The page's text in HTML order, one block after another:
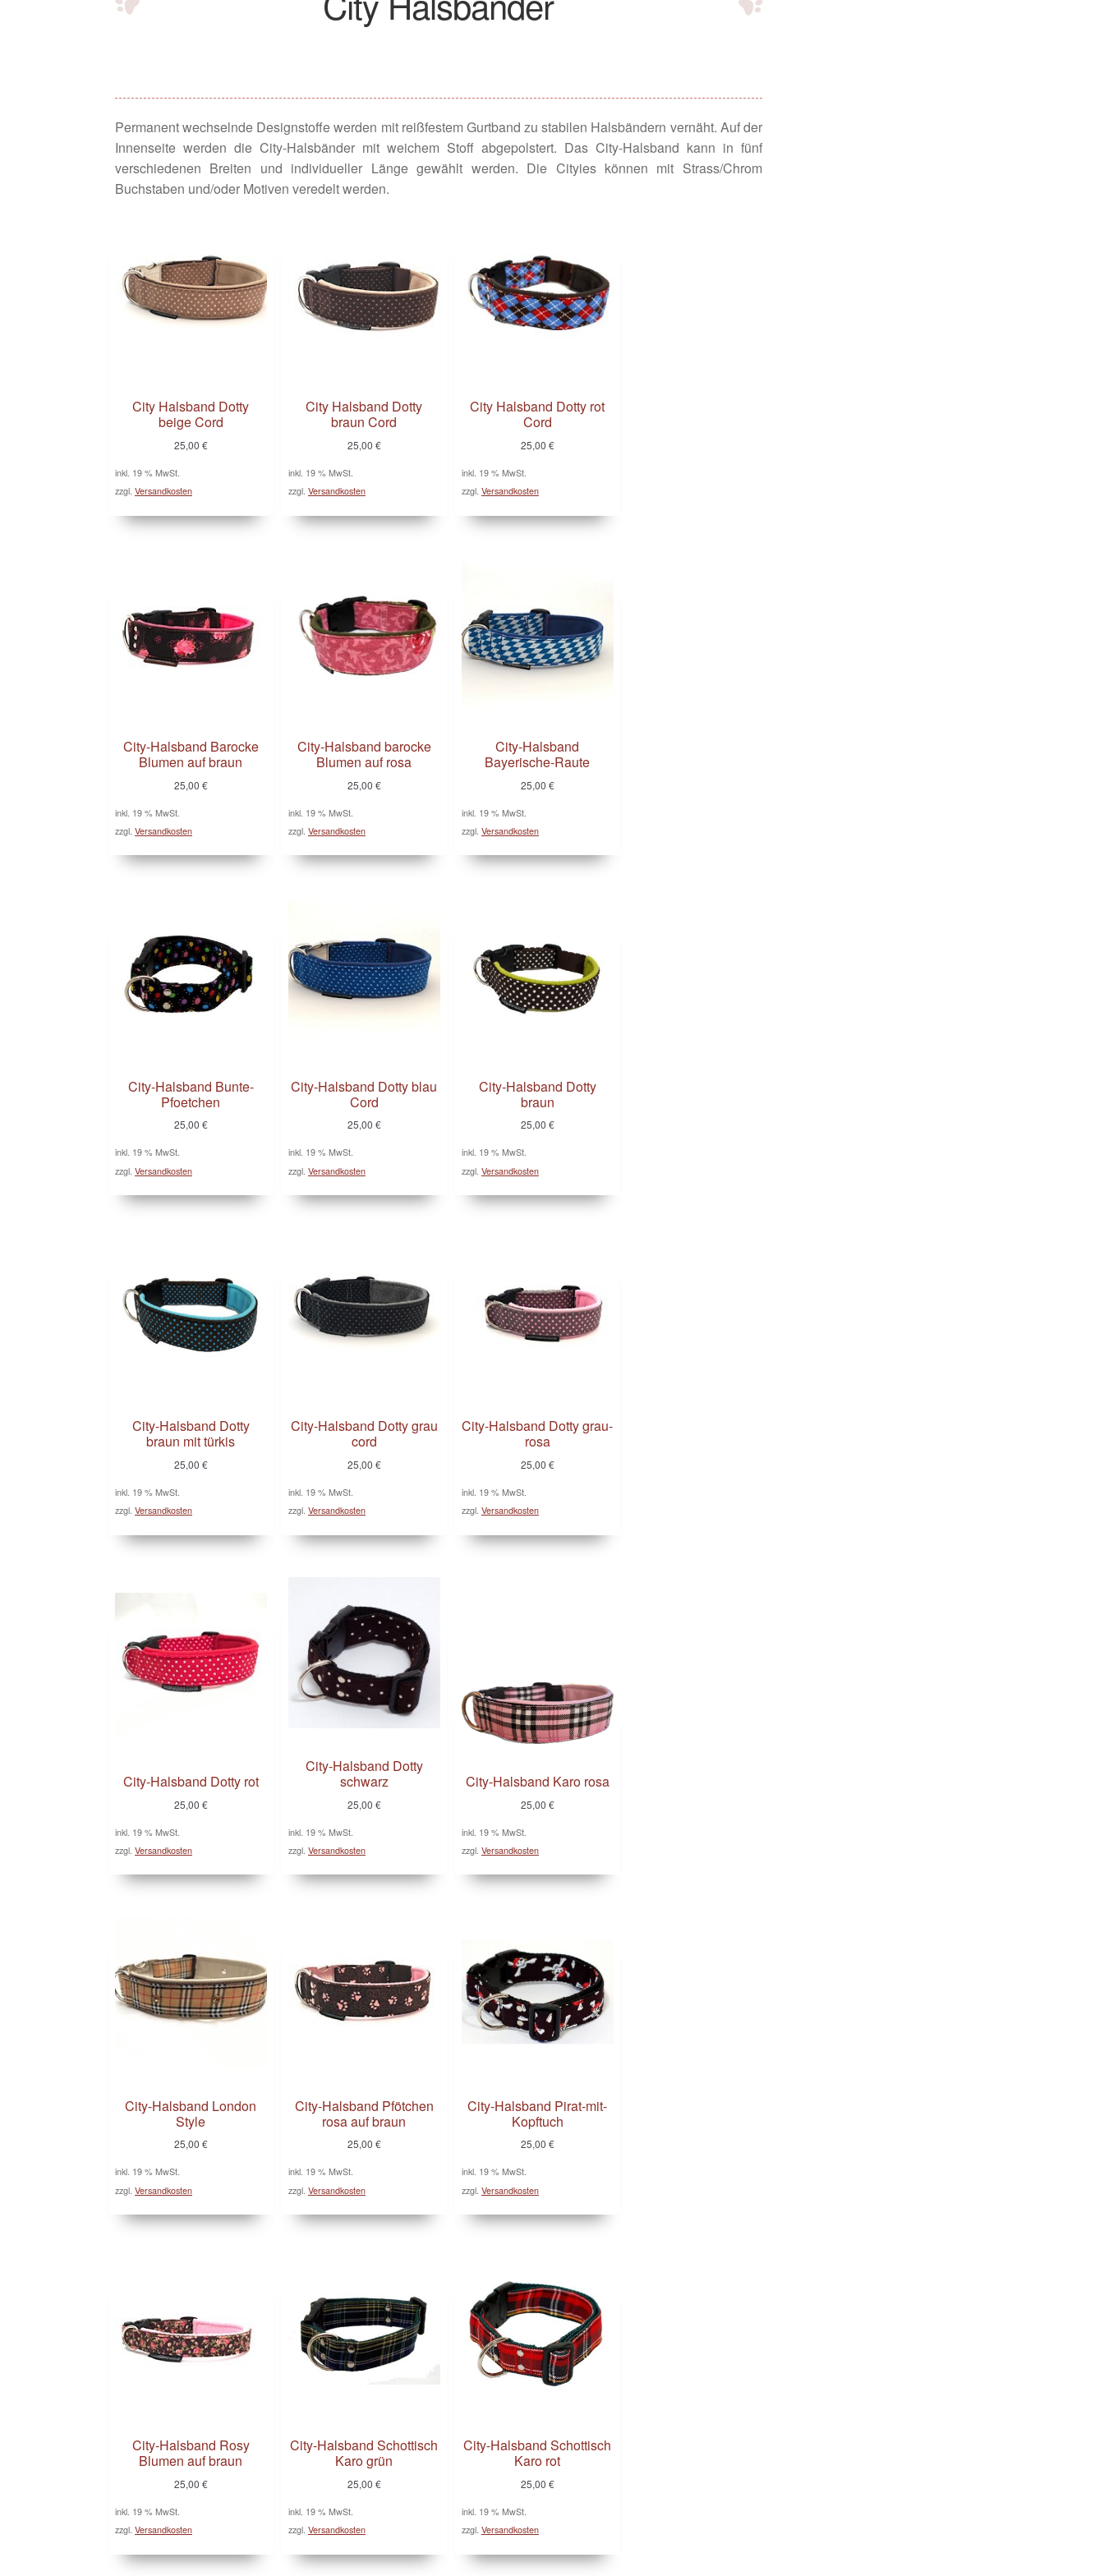
Permanent wechselnde Designstoffe werden mit reißfestem Gurtband zu stabilen Halsbändern vernäht. Auf der
Innenseite werden die City-Halsbänder mit weichem Stoff abgepolstert. Das City-Halsband kann in fünf
verschiedenen Breiten und individueller Länge gewählt werden. Die Cityies können mit Strass/Chrom
Buchstaben und/oder Motiven veredelt werden.
City Halsband Dotty
beige Cord
25,00 €
inkl. 19 % MwSt.
zzgl.Versandkosten
City Halsband Dotty
braun Cord
25,00 €
inkl. 19 % MwSt.
zzgl. Versandkosten
City Halsband Dotty rot
Cord
25,00 €
inkl. 19 % MwSt.
zzgl. Versandkosten
City-Halsband Barocke
Blumen auf braun
25,00 €
inkl. 19 % MwSt.
zzgl.Versandkosten
City-Halsband barocke
Blumen auf rosa
25,00 €
inkl. 19 % MwSt.
zzgl. Versandkosten
City-Halsband
Bayerische-Raute
25,00 €
inkl. 19 % MwSt.
zzgl. Versandkosten
City-Halsband Bunte-
Pfoetchen
25,00 €
inkl. 19 % MwSt.
zzgl.Versandkosten
City-Halsband Dotty blau
Cord
25,00 €
inkl. 19 % MwSt.
zzgl. Versandkosten
City-Halsband Dotty
braun
25,00 €
inkl. 19 % MwSt.
zzgl. Versandkosten
City-Halsband Dotty
braun mit türkis
25,00 €
inkl. 19 % MwSt.
zzgl.Versandkosten
City-Halsband Dotty grau
cord
25,00 €
inkl. 19 % MwSt.
zzgl. Versandkosten
City-Halsband Dotty grau-
rosa
25,00 €
inkl. 19 % MwSt.
zzgl. Versandkosten
City-Halsband Dotty rot
25,00 €
inkl. 19 % MwSt.
zzgl.Versandkosten
City-Halsband Dotty
schwarz
25,00 €
inkl. 19 % MwSt.
zzgl. Versandkosten
City-Halsband Karo rosa
25,00 €
inkl. 19 % MwSt.
zzgl. Versandkosten
City-Halsband London
Style
25,00 €
inkl. 19 % MwSt.
zzgl.Versandkosten
City-Halsband Pfötchen
rosa auf braun
25,00 €
inkl. 19 % MwSt.
zzgl. Versandkosten
City-Halsband Pirat-mit-
Kopftuch
25,00 €
inkl. 19 % MwSt.
zzgl. Versandkosten
City-Halsband Rosy
Blumen auf braun
25,00 €
inkl. 19 % MwSt.
zzgl.Versandkosten
City-Halsband Schottisch
Karo grün
25,00 €
inkl. 19 % MwSt.
zzgl. Versandkosten
City-Halsband Schottisch
Karo rot
25,00 €
inkl. 19 % MwSt.
zzgl. Versandkosten